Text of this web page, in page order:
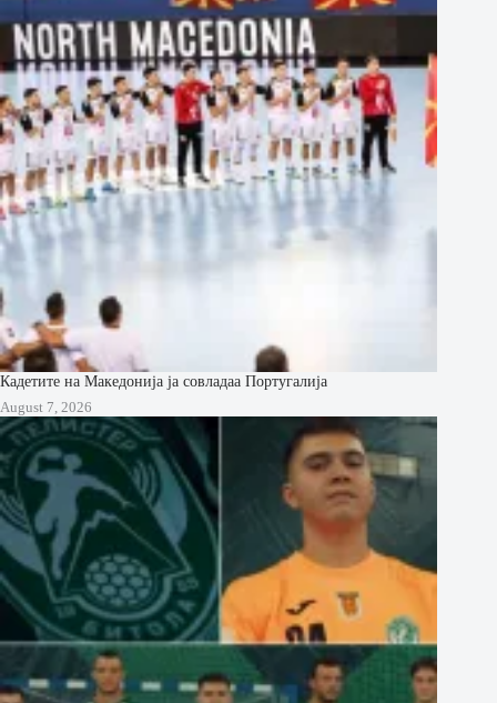
Кадетите на Македонија ја совладаа Португалија
August 7, 2026